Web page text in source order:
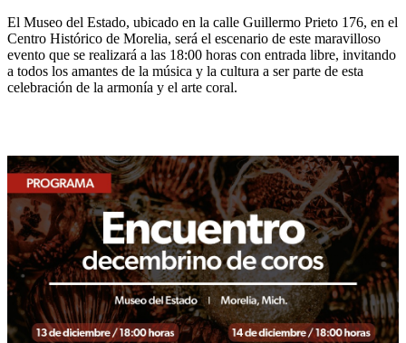
El Museo del Estado, ubicado en la calle Guillermo Prieto 176, en el
Centro Histórico de Morelia, será el escenario de este maravilloso
evento que se realizará a las 18:00 horas con entrada libre, invitando
a todos los amantes de la música y la cultura a ser parte de esta
celebración de la armonía y el arte coral.